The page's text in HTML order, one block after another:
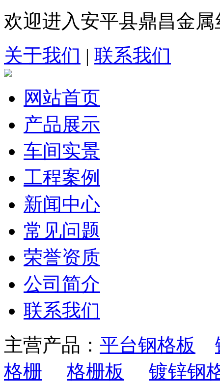
欢迎进入安平县鼎昌金
关于我们 | 联系我们
网站首页
产品展示
车间实景
工程案例
新闻中心
常见问题
荣誉资质
公司简介
联系我们
主营产品： 平台钢格板
格栅
格栅板 镀锌钢